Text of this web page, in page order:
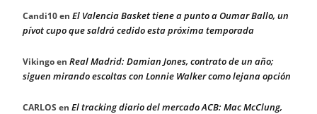
Candi10en El Valencia Basket tiene a punto a Oumar Ballo, un
pívot cupo que saldrá cedido esta próxima temporada
Vikingoen Real Madrid: Damian Jones, contrato de un año;
siguen mirando escoltas con Lonnie Walker como lejana opción
CARLOS en El tracking diario del mercado ACB: Mac McClung,